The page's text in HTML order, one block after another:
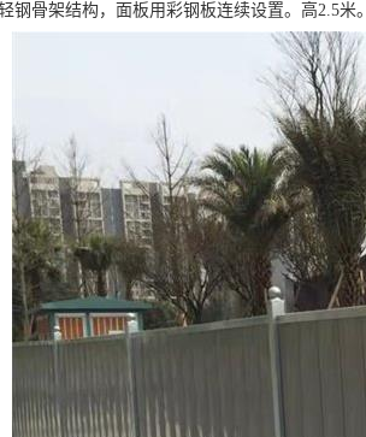
钢骨架结构，面板用彩钢板连续设置。高2.5米。